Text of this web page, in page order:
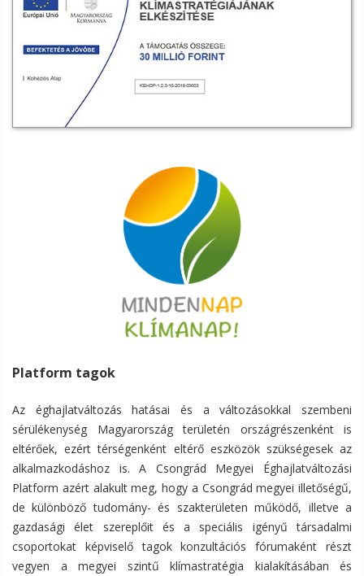
Platform tagok
Az éghajlatváltozás hatásai és a változásokkal szembeni
sérülékenység Magyarország területén országrészenként is
eltérőek, ezért térségenként eltérő eszközök szükségesek az
alkalmazkodáshoz is. A Csongrád Megyei Éghajlatváltozási
Platform azért alakult meg, hogy a Csongrád megyei illetőségű,
de különböző tudomány- és szakterületen működő, illetve a
gazdasági élet szereplőit és a speciális igényű társadalmi
csoportokat képviselő tagok konzultációs fórumaként részt
vegyen a megyei szintű klímastratégia kialakításában és